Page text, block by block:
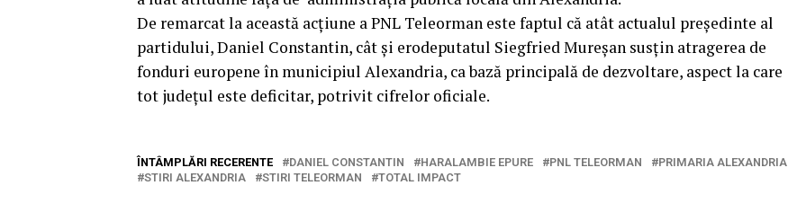
De remarcat la această acțiune a PNL Teleorman este faptul că atât actualul președinte al
partidului, Daniel Constantin, cât și erodeputatul Siegfried Mureșan susțin atragerea de
fonduri europene în municipiul Alexandria, ca bază principală de dezvoltare, aspect la care
tot județul este deficitar, potrivit cifrelor oficiale.
ÎNTÂMPLĂRI RECERENTE DANIEL CONSTANTIN HARALAMBIE EPURE PNL TELEORMAN
PRIMARIA ALEXANDRIA
STIRI ALEXANDRIA
STIRI TELEORMAN TOTAL IMPACT